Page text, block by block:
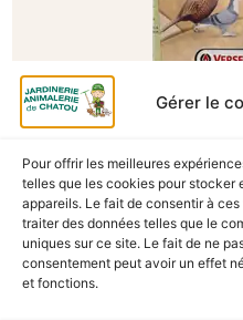
Gérer le
Pour offrir les meilleures
telles que les cookies pour stocker
appareils. Le fait de consentir à
traiter des données telles que le
uniques sur ce site. Le fait de ne
consentement peut avoir un effet
et fonctions.
A
GRIT VOLAILLES
En stock